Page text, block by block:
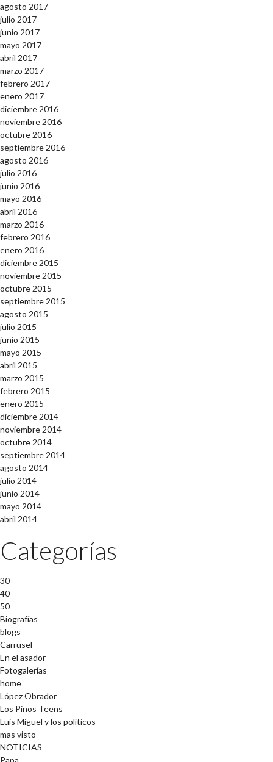
agosto 2017
julio 2017
junio 2017
mayo 2017
abril 2017
marzo 2017
febrero 2017
enero 2017
diciembre 2016
noviembre 2016
octubre 2016
septiembre 2016
agosto 2016
julio 2016
junio 2016
mayo 2016
abril 2016
marzo 2016
febrero 2016
enero 2016
diciembre 2015
noviembre 2015
octubre 2015
septiembre 2015
agosto 2015
julio 2015
junio 2015
mayo 2015
abril 2015
marzo 2015
febrero 2015
enero 2015
diciembre 2014
noviembre 2014
octubre 2014
septiembre 2014
agosto 2014
julio 2014
junio 2014
mayo 2014
abril 2014
Categorías
30
40
50
Biografías
blogs
Carrusel
En el asador
Fotogalerías
home
López Obrador
Los Pinos Teens
Luis Miguel y los políticos
mas visto
NOTICIAS